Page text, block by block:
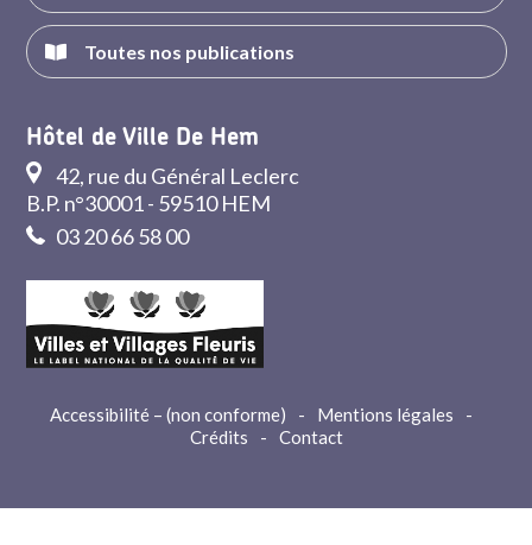
Toutes nos publications
Hôtel de Ville De Hem
42, rue du Général Leclerc
B.P. n°30001 - 59510 HEM
03 20 66 58 00
Accessibilité – (non conforme) - Mentions légales
-
Crédits
- Contact